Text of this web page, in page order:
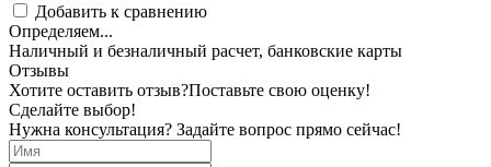
Добавить к сравнению
Определяем...
Наличный и безналичный расчет, банковские карты
Отзывы
Хотите оставить отзыв?Поставьте свою оценку!
Сделайте выбор!
Нужна консультация? Задайте вопрос прямо сейчас!